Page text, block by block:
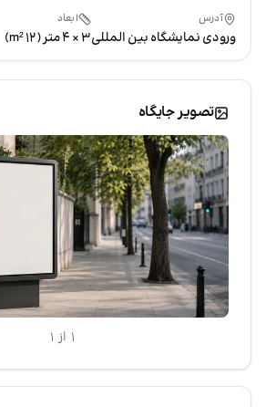
آدرس
ورودی نمایشگاه بین المللی
ابعاد
۳ × ۴ متر (۱۲ m²)
تصویر جایگاه
۱ از ۱